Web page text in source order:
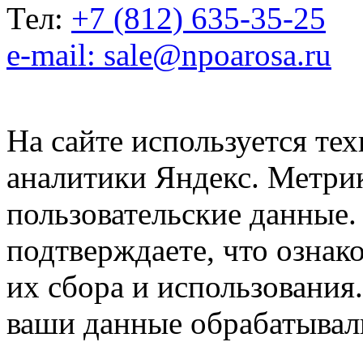
Тел: +7 (812) 635-35-25
e-mail: sale@npoarosa.ru
На сайте используется
аналитики Яндекс.
пользовательские
подтверждаете, что
их сбора и
ваши данные